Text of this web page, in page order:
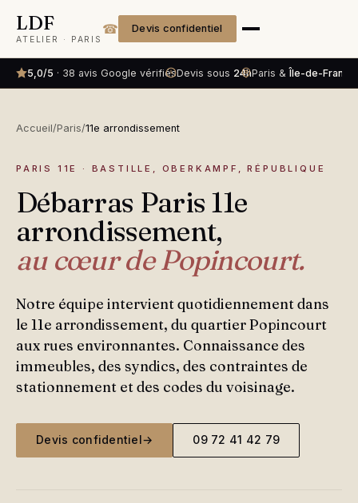
LDF
ATELIER · PARIS
☎ Devis confidentiel
5,0/5 · 38 avis Google vérifiésDevis sous 24hParis & Île-de-France
Accueil/Paris/11e arrondissement
PARIS 11E · BASTILLE, OBERKAMPF, RÉPUBLIQUE
Débarras Paris 11e
arrondissement,
au cœur de Popincourt.
Notre équipe intervient quotidiennement dans
le 11e arrondissement, du quartier Popincourt
aux rues environnantes. Connaissance des
immeubles, des syndics, des contraintes de
stationnement et des codes du voisinage.
Devis confidentiel→ 09 72 41 42 79